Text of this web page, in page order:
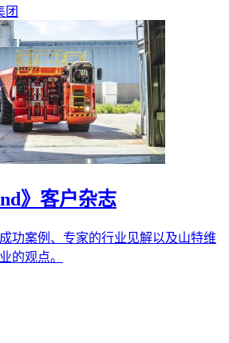
团
》客户杂志
功案例、专家的行业见解以及山特维
的观点。